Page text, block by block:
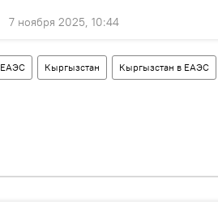
7 ноября 2025, 10:44
ЕАЭС Кыргызстан Кыргызстан в ЕАЭС